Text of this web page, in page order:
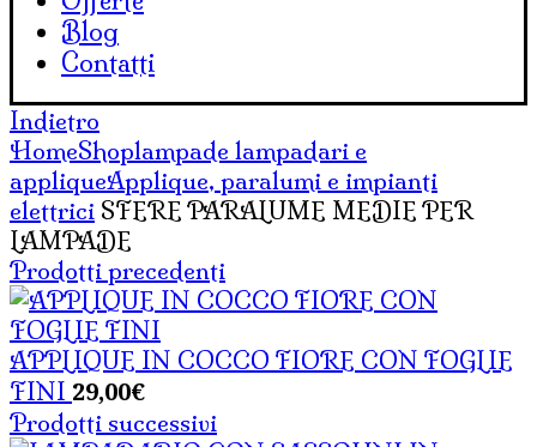
Blog
Contatti
Indietro
HomeShoplampade lampadari e
appliqueApplique, paralumi e impianti
elettrici SFERE PARALUME MEDIE PER
LAMPADE
Prodotti precedenti
APPLIQUE IN COCCO FIORE CON FOGLIE
FINI 29,00€
Prodotti successivi